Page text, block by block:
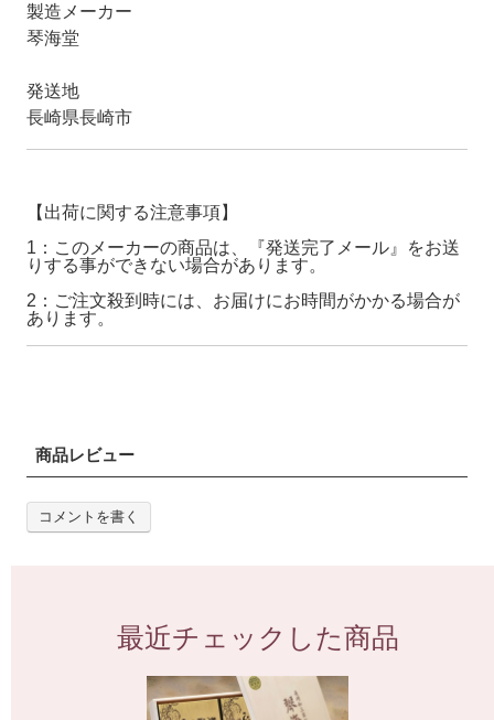
製造メーカー
琴海堂
発送地
長崎県長崎市
【出荷に関する注意事項】
1：このメーカーの商品は、『発送完了メール』をお送
りする事ができない場合があります。
2：ご注文殺到時には、お届けにお時間がかかる場合が
あります。
商品レビュー
コメントを書く
最近チェックした商品